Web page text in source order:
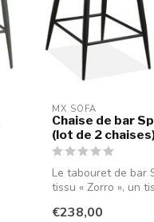
MX SOFA
Chaise de bar
(lot de 2
Le tabouret de bar
tissu « Zorro », un
€238,00